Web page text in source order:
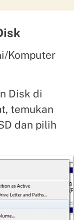
Komputer
Disk di
temukan
dan pilih